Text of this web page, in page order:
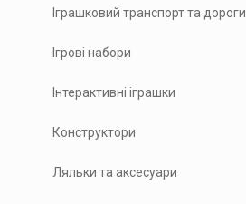
Іграшковий транспорт та дороги
Ігрові набори
Інтерактивні іграшки
Конструктори
Ляльки та аксесуари